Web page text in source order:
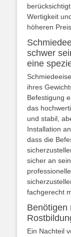
Wertigkeit
höheren
schwer
eine
ihres
Befestigung
das
und stabil,
Installation
dass die
sicher an
fachgerecht
Benötigen
Ein Nachteil